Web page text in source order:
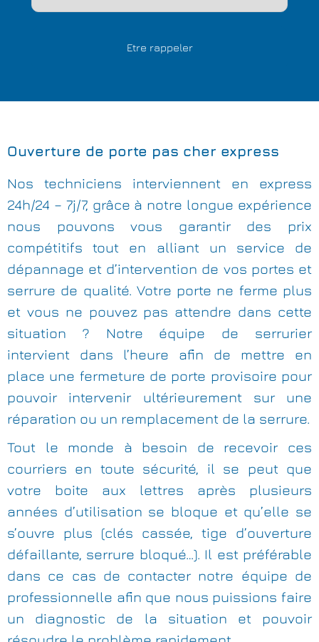
Ouverture de porte pas cher express
Nos techniciens interviennent en express
24h/24 – 7j/7, grâce à notre longue expérience
nous pouvons vous garantir des prix
compétitifs tout en alliant un service de
dépannage et d’intervention de vos portes et
serrure de qualité. Votre porte ne ferme plus
et vous ne pouvez pas attendre dans cette
situation ? Notre équipe de serrurier
intervient dans l’heure afin de mettre en
place une fermeture de porte provisoire pour
pouvoir intervenir ultérieurement sur une
réparation ou un remplacement de la serrure.
Tout le monde à besoin de recevoir ces
courriers en toute sécurité, il se peut que
votre boite aux lettres après plusieurs
années d’utilisation se bloque et qu’elle se
s’ouvre plus (clés cassée, tige d’ouverture
défaillante, serrure bloqué…). Il est préférable
dans ce cas de contacter notre équipe de
professionnelle afin que nous puissions faire
un diagnostic de la situation et pouvoir